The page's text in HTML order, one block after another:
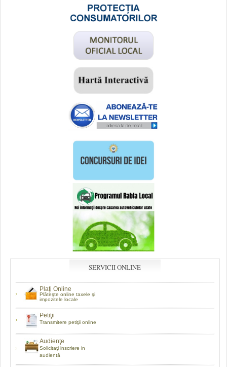
SERVICII ONLINE
Plaţi Online
Plăteşte online taxele şi
impozitele locale
Petiţii
Transmitere petiţii online
Audienţe
Solicitaţi inscriere in
audientă